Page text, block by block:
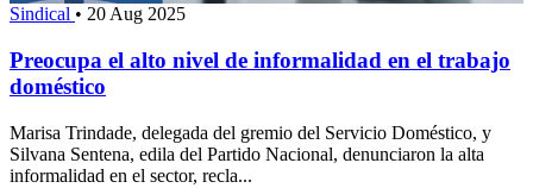
Sindical • 20 Aug 2025
Preocupa el alto nivel de informalidad en el trabajo
doméstico
Marisa Trindade, delegada del gremio del Servicio Doméstico, y
Silvana Sentena, edila del Partido Nacional, denunciaron la alta
informalidad en el sector, recla...